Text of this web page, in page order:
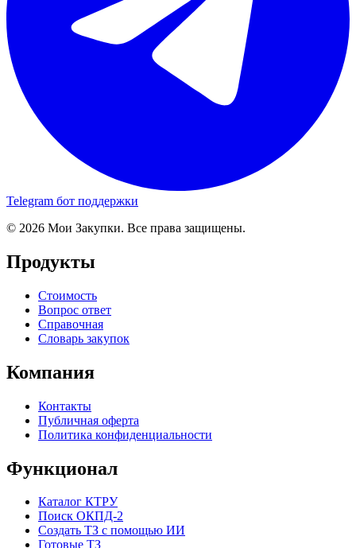
Telegram бот поддержки
© 2026 Мои Закупки. Все права защищены.
Продукты
Стоимость
Вопрос ответ
Справочная
Словарь закупок
Компания
Контакты
Публичная оферта
Политика конфиденциальности
Функционал
Каталог КТРУ
Поиск ОКПД-2
Создать ТЗ с помощью ИИ
Готовые ТЗ